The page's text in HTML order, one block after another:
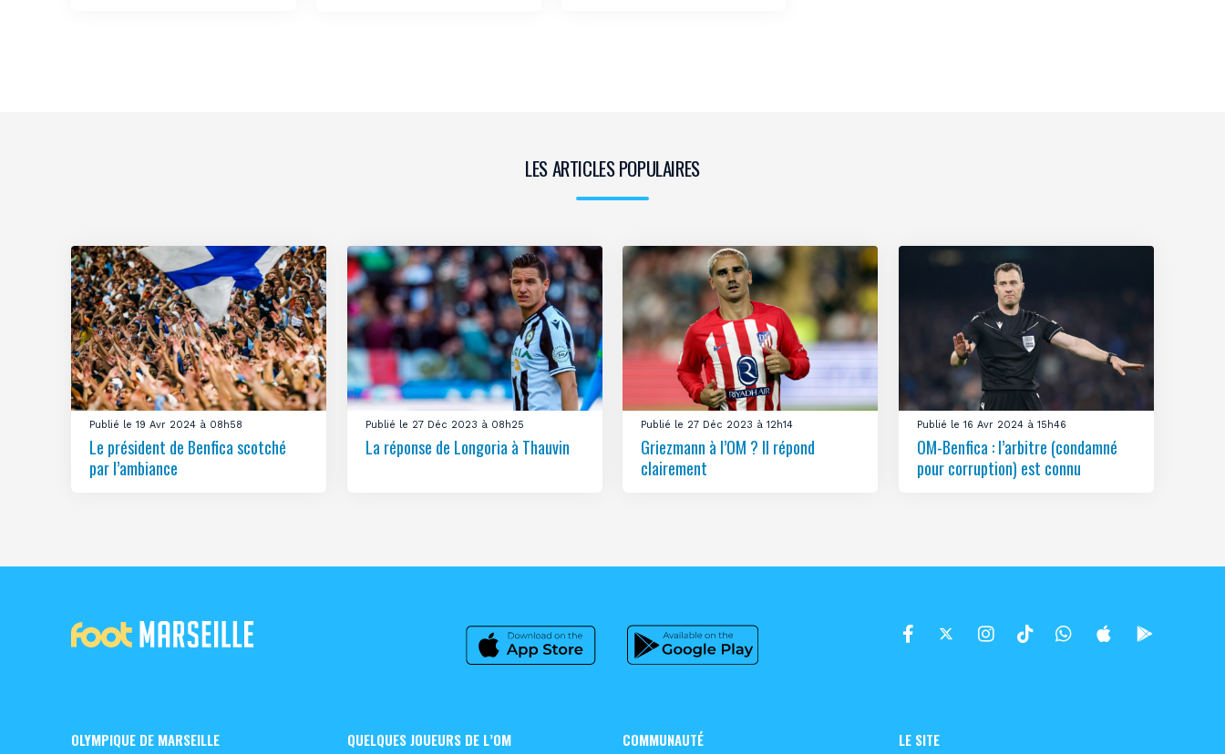
LES ARTICLES POPULAIRES
Publié le 19 Avr 2024 à 08h58
Le président de Benfica scotché
par l’ambiance
Publié le 27 Déc 2023 à 08h25
La réponse de Longoria à Thauvin
Publié le 27 Déc 2023 à 12h14
Griezmann à l’OM ? Il répond
clairement
Publié le 16 Avr 2024 à 15h46
OM-Benfica : l’arbitre (condamné
pour corruption) est connu
OLYMPIQUE DE MARSEILLE QUELQUES JOUEURS DE L’OM COMMUNAUTÉ LE SITE